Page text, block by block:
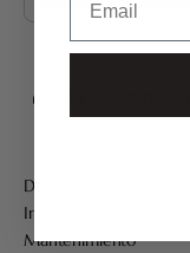
Descripción
Instrucciones de uso
Mantenimiento